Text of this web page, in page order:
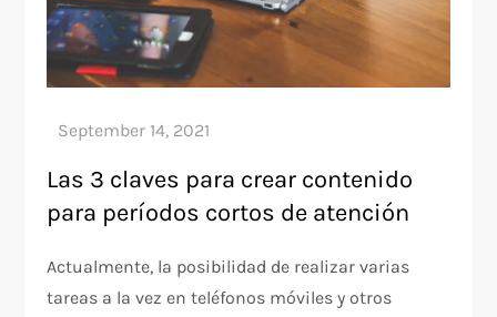
Las 3 claves para crear contenido
para períodos cortos de atención
Actualmente, la posibilidad de realizar varias
tareas a la vez en teléfonos móviles y otros